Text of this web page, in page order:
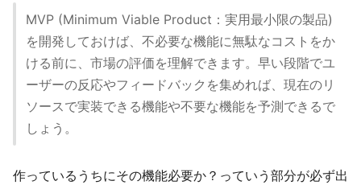
MVP (Minimum Viable Product：実用最小限の製品)
を開発しておけば、不必要な機能に無駄なコストをか
ける前に、市場の評価を理解できます。早い段階でユ
ーザーの反応やフィードバックを集めれば、現在のリ
ソースで実装できる機能や不要な機能を予測できるで
しょう。
作っているうちにその機能必要か？っていう部分が必ず出